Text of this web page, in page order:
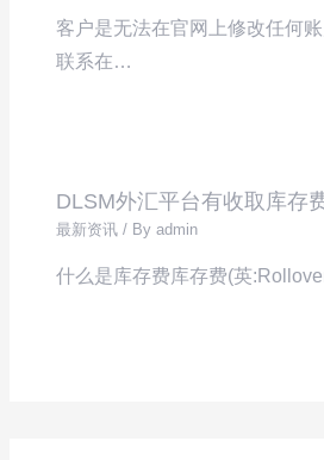
客户是无法在官网上修改任何
联系在…
DLSM外汇平台有收取库存
最新资讯 / Byadmin
什么是库存费库存费(英